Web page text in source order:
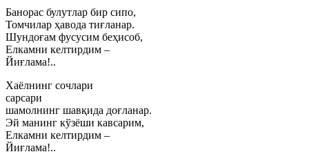
Банорас булутлар бир сипо,
Томчилар ҳавода тиғланар.
Шундоғам фусусим беҳисоб,
Елкамни келтирдим –
Йиғлама!..
Хаёлнинг сочлари
сарсари
шамолнинг шавқида доғланар.
Эй манинг кўзёши кавсарим,
Елкамни келтирдим –
Йиғлама!..